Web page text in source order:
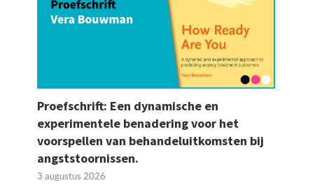
Proefschrift: Een dynamische en
experimentele benadering voor het
voorspellen van behandeluitkomsten bij
angststoornissen.
3 augustus 2026